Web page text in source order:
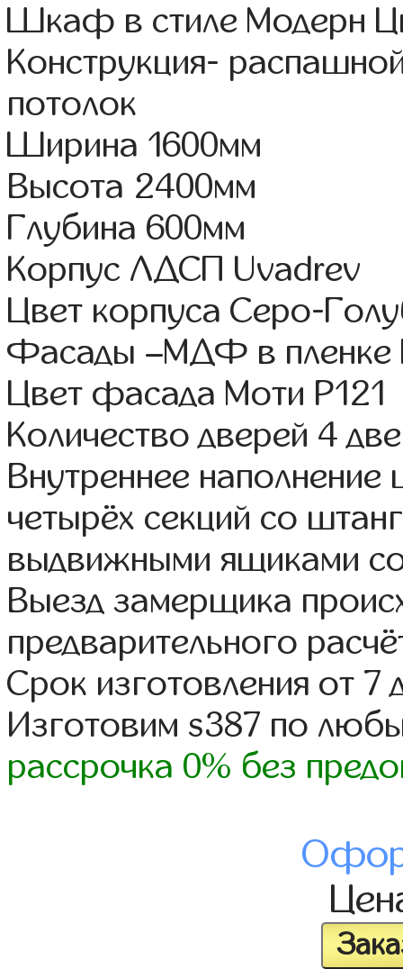
Шкаф в стиле Модерн
Конструкция-
потолок
Ширина 1600мм
Высота 2400мм
Глубина 600мм
Корпус ЛДСП Uvadrev
Цвет корпуса Серо-
Фасады –МДФ в пленке
Цвет фасада Моти Р121
Количество дверей 4
Внутреннее
четырёх секций со
выдвижными ящиками
Выезд замерщика
предварительного
Срок изготовления от 7
Изготовим s387 по
рассрочка 0% без